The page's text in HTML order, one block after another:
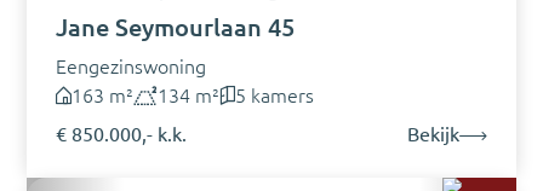
Jane Seymourlaan 45
Eengezinswoning
163 m²
134 m²
5 kamers
€ 850.000,- k.k.
Bekijk